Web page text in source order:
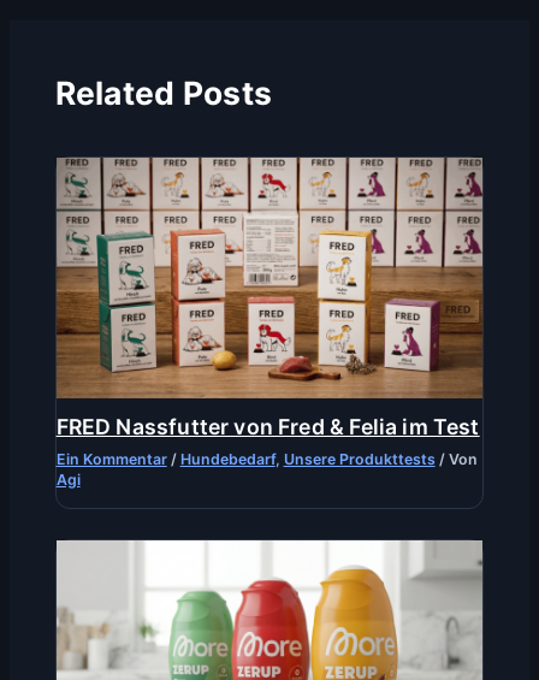
Related Posts
FRED Nassfutter von Fred & Felia im Test
Ein Kommentar / Hundebedarf, Unsere Produkttests/ Von
Agi